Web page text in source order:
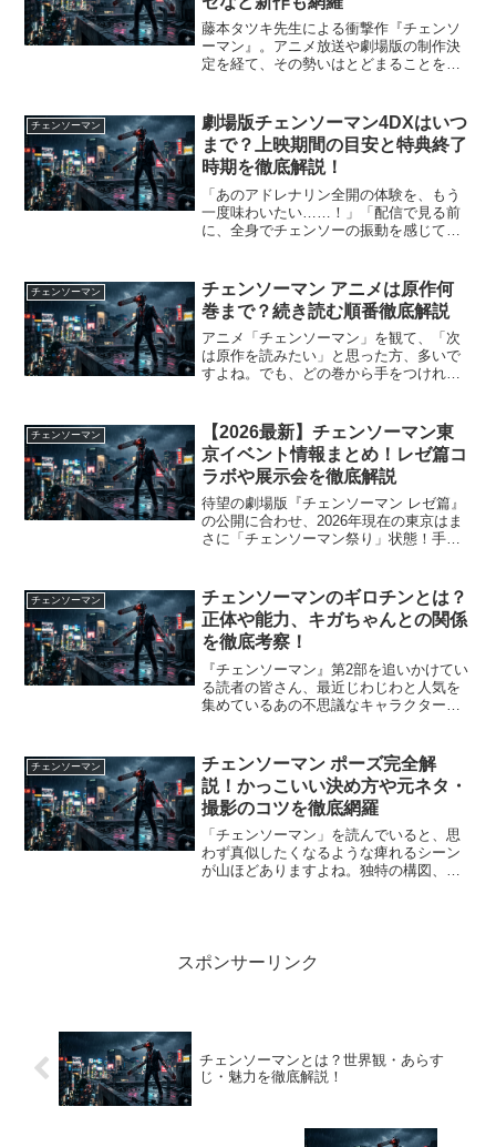
藤本タツキ先生による衝撃作『チェンソ
ーマン』。アニメ放送や劇場版の制作決
定を経て、その勢いはとどまることを知
るのが、グッドスマイルカンパニーの人
気フィギュアシリーズ「ね...
チェンソーマン
劇場版チェンソーマン4DXはいつ
まで？上映期間の目安と特典終了
時期を徹底解説！
「あのアドレナリン全開の体験を、もう
一度味わいたい……！」「配信で見る前
に、全身でチェンソーの振動を感じてお
ら数ヶ月。特に、座席が激しく揺れ、水
しぶきが飛び、爆発の衝...
チェンソーマン
チェンソーマン アニメは原作何
巻まで？続き読む順番徹底解説
アニメ「チェンソーマン」を観て、「次
は原作を読みたい」と思った方、多いで
すよね。でも、どの巻から手をつければ
わかりやすく整理し、読むべき順番まで
徹底解説します。アニメを見...
チェンソーマン
【2026最新】チェンソーマン東
京イベント情報まとめ！レゼ篇コ
ラボや展示会を徹底解説
待望の劇場版『チェンソーマン レゼ篇』
の公開に合わせ、2026年現在の東京はま
さに「チェンソーマン祭り」状態！手に
イベントを楽しみたいというファンの方
も多いのではないで...
チェンソーマン
チェンソーマンのギロチンとは？
正体や能力、キガちゃんとの関係
を徹底考察！
『チェンソーマン』第2部を追いかけてい
る読者の皆さん、最近じわじわと人気を
集めているあの不思議なキャラクター、
む、断頭台の姿をした悪魔「ギロチン」
です。ファンの間では「ギロ...
チェンソーマン
チェンソーマン ポーズ完全解
説！かっこいい決め方や元ネタ・
撮影のコツを徹底網羅
「チェンソーマン」を読んでいると、思
わず真似したくなるような痺れるシーン
が山ほどありますよね。独特の構図、キ
スポンサーリンク
チェンソーマンとは？世界観・あらす
じ・魅力を徹底解説！